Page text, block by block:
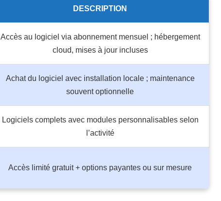
DESCRIPTION
Accès au logiciel via abonnement mensuel ; hébergement
cloud, mises à jour incluses
Achat du logiciel avec installation locale ; maintenance
souvent optionnelle
Logiciels complets avec modules personnalisables selon
l’activité
Accès limité gratuit + options payantes ou sur mesure